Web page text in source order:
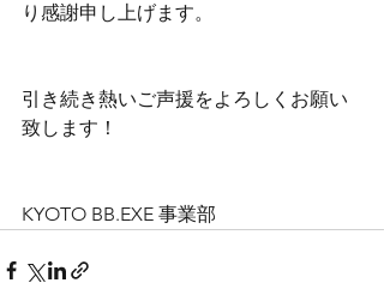
り感謝申し上げます。
引き続き熱いご声援をよろしくお願い
致します！
KYOTO BB.EXE 事業部